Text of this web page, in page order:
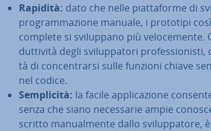
Rapidità: dato che nelle piat­ta­for­me di
pro­gram­ma­zio­ne manuale, i prototipi
complete si svi­lup­pa­no più
dut­ti­vi­tà degli svi­lup­pa­to­ri pro­fes­sio­ni­sti,
tà di con­cen­trar­si sulle funzioni chiave
nel codice.
Sem­pli­ci­tà: la facile ap­pli­ca­zio­ne
senza che siano ne­ces­sa­rie ampie
scritto ma­nual­men­te dallo svi­lup­pa­to­re,